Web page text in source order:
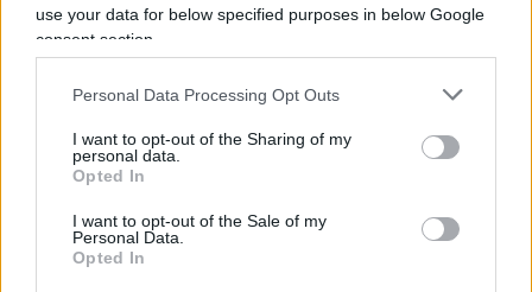
use your data for below specified purposes in below Google
consent section.
Personal Data Processing Opt Outs
I want to opt-out of the Sharing of my
personal data.
Opted In
I want to opt-out of the Sale of my
Personal Data.
Opted In
sbaglierebbe perché in Floridala percentuale di
vaccinati con due dosi è solo del 60%
Questa bassa percentuale di vaccinazione è
dovuta anche al fatto che le autorità non solo non